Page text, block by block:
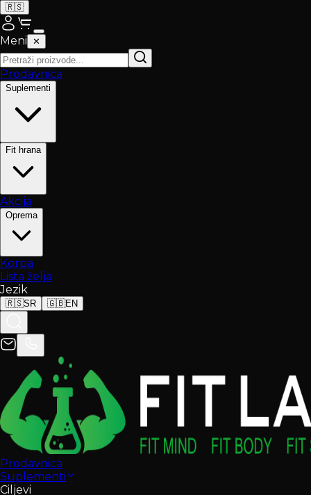
🇷🇸
Meni ✕
Prodavnica
Suplementi
Fit hrana
Akcija
Oprema
Korpa
Lista želja
Jezik
🇷🇸SR 🇬🇧EN
Prodavnica
Suplementi
Ciljevi